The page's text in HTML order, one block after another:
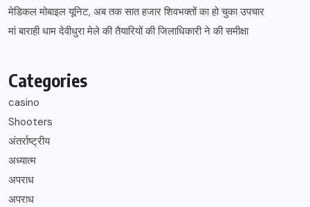
मेडिकल मोबाइल यूनिट, अब तक सात हजार शिवभक्तों का हो चुका उपचार
मां बाराही धाम देवीधुरा मेले की तैयारियों की जिलाधिकारी ने की समीक्षा
Categories
casino
Shooters
अंतर्राष्ट्रीय
अध्यात्म
अपराध
अपराध